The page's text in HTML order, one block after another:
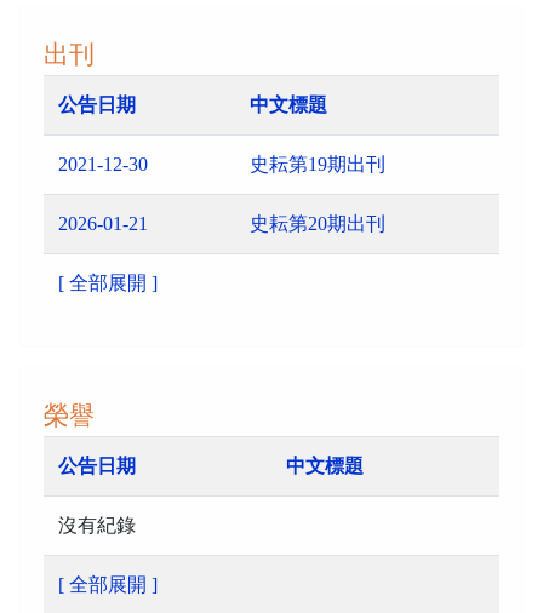
出刊
公告日期 中文標題
2021-12-30 史耘第19期出刊
2026-01-21 史耘第20期出刊
[ 全部展開 ]
榮譽
公告日期 中文標題
沒有紀錄
[ 全部展開 ]